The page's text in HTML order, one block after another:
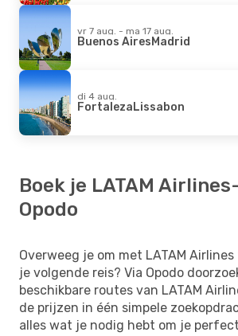
vr 7 aug. - ma 17 aug.
Buenos AiresMadrid
di 4 aug.
FortalezaLissabon
Boek je LATAM
Opodo
Overweeg je om met LATAM
je volgende reis? Via Opodo
beschikbare routes van LATAM
de prijzen in één simpele
alles wat je nodig hebt om je